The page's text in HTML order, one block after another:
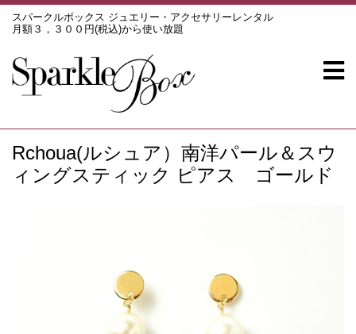
スパークルボックス ジュエリー・アクセサリーレンタル
月額３，３００円(税込)から使い放題
Rchoua(ルシュア）南洋パール＆スウ
ィングスティック ピアス ゴールド